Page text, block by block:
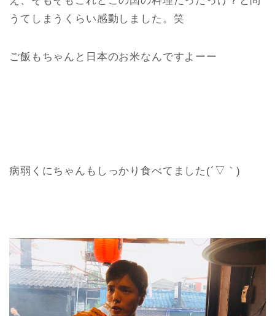
うてしまうくらい感動しました。笑
ご飯もちゃんと日本のお米なんですよーー
病弱くにちゃんもしっかり食べてました(´▽｀)